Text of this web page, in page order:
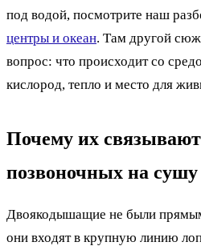
под водой, посмотрите наш
центры и океан. Там другой
вопрос: что происходит со
кислород, тепло и место для
Почему их
позвоночных на сушу
Двоякодышащие не были
они входят в крупную линию